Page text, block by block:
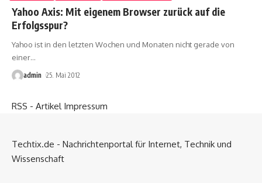
Yahoo Axis: Mit eigenem Browser zurück auf die
Erfolgsspur?
Yahoo ist in den letzten Wochen und Monaten nicht gerade von
einer…
admin 25. Mai 2012
RSS - Artikel Impressum
Techtix.de - Nachrichtenportal für Internet, Technik und
Wissenschaft